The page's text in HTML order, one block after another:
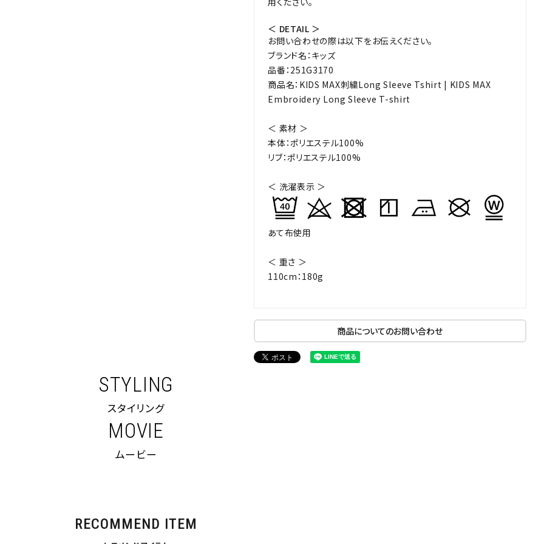
＜ DETAIL ＞
お問い合わせの際は以下をお伝えください。
ブランド名：キッズ
品番：251G3170
商品名：KIDS MAX刺繍Long Sleeve Tshirt | KIDS MAX
Embroidery Long Sleeve T-shirt
＜ 素材 ＞
本体：ポリエステル100%
リブ：ポリエステル100%
＜ 洗濯表示 ＞
あて布使用
＜ 重さ ＞
110cm：180g
商品についてのお問い合わせ
STYLING
スタイリング
MOVIE
ムービー
RECOMMEND ITEM